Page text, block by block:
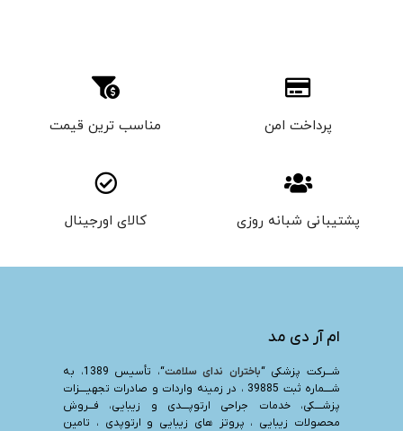
پرداخت امن مناسب ترین قیمت
پشتیبانی شبانه روزی کالای اورجینال
ام آر دی مد
شـــرکت پزشکی “باختران ندای سلامت
“، تأسیس 1389، به
شــــماره ثبت 39885 ، در زمینه واردات و صادرات تجهیــــزات
پزشــــکی، خدمات جراحی ارتوپــــدی و زیبایی، فـــروش
محصولات زیبایی ، پروتز های زیبایی و ارتوپدی ، تامین